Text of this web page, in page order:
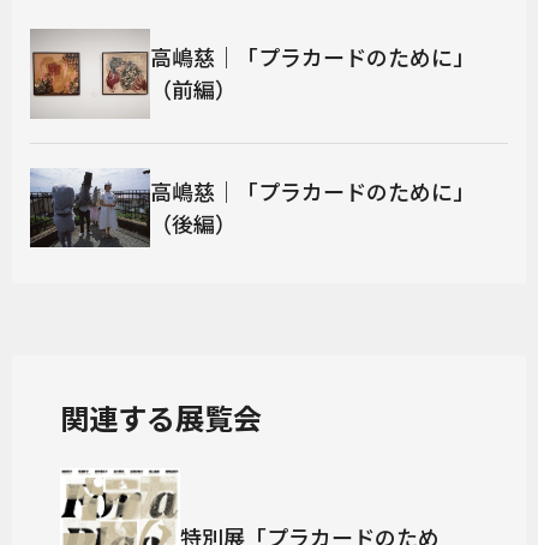
高嶋慈｜「プラカードのために」
（前編）
高嶋慈｜「プラカードのために」
（後編）
関連する展覧会
特別展「プラカードのため